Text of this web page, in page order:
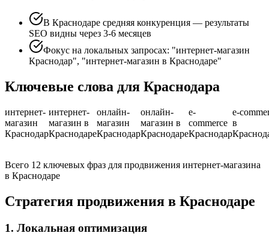
В Краснодаре средняя конкуренция — результаты
SEO видны через 3-6 месяцев
Фокус на локальных запросах: "интернет-магазин
Краснодар", "интернет-магазин в Краснодаре"
Ключевые слова для Краснодара
интернет-
магазин
Краснодар
интернет-
магазин в
Краснодаре
онлайн-
магазин
Краснодар
онлайн-
магазин в
Краснодаре
e-
commerce
Краснодар
e-
в
Всего 12 ключевых фраз для продвижения интернет-магазина
в Краснодаре
Стратегия продвижения в Краснодаре
1. Локальная оптимизация